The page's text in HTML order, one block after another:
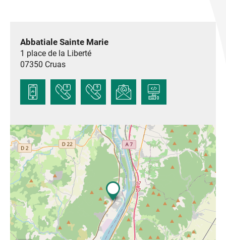
Abbatiale Sainte Marie
1 place de la Liberté
07350 Cruas